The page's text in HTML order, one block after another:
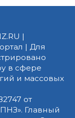
|
| Для
в сфере
и массовых
от
Главный